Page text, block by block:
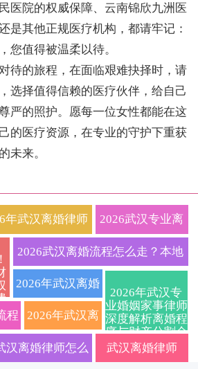
医院的权威保障、云南锦欣九洲医
是其他正规医疗机构，都请牢记：
您值得被温柔以待。
待的旅程，在面临艰难抉择时，请
选择值得信赖的医疗伙伴，给自己
严的照护。愿每一位女性都能在这
的医疗资源，在专业的守护下重获
未来。
年武汉离婚律师
指南：财产分割
养权纠纷一站式
解决全攻略
2026武汉专业离
婚律师在线免费
财产分割与子女
抚养纠纷，定制
离婚协议服务
2026武汉离婚流程怎么走？本地
婚姻家事律师详解协议与诉讼避
坑要点
2026年武汉离婚
律师费用标准及
流程解析：资深
程
汉
2026年武汉离
婚律师费用标
2026年武汉专
业婚姻家事律师
深度解析离婚程
序与财产分割全
攻略，本地法律
服务精准匹配
汉离婚律师怎么 武汉离婚律师